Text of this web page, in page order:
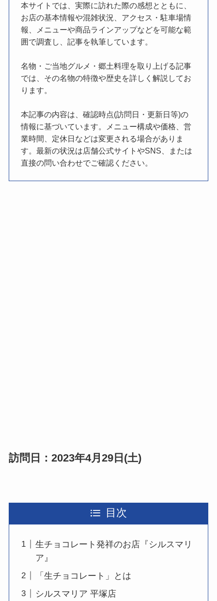
本サイトでは、実際に訪れた際の感想とともに、
お店の基本情報や混雑状況、アクセス・駐車場情
報、メニューや商品ラインアップなどを可能な範
囲で調査し、記事を執筆しています。
名物・ご当地グルメ・郷土料理を取り上げる記事
では、その名物の特徴や歴史を詳しく解説してお
ります。
本記事の内容は、確認時点(訪問日・更新日等)の
情報に基づいています。メニュー構成や価格、営
業時間、定休日などは変更される場合がありま
す。最新の状況は店舗公式サイトやSNS、または
直接の問い合わせでご確認ください。
訪問日：2023年4月29日(土)
目次
生チョコレート発祥のお店『シルスマリ
ア』
「生チョコレート」とは
シルスマリア 平塚店